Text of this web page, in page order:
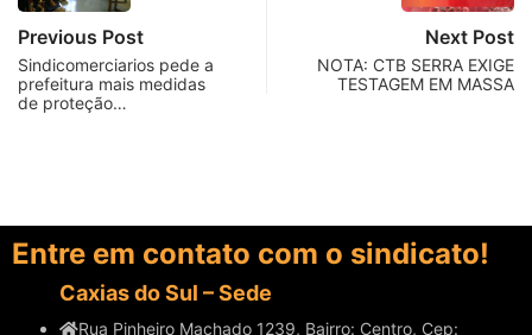
Previous Post
Sindicomerciarios pede a
prefeitura mais medidas
de proteção…
Next Post
NOTA: CTB SERRA EXIGE
TESTAGEM EM MASSA
Entre em contato com o sindicato!
Caxias do Sul – Sede
Rua Pinheiro Machado 1239, Bairro: Centro, Cep: